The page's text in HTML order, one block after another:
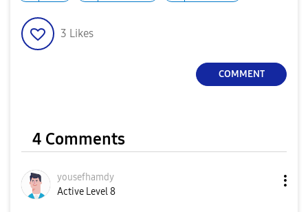
3 Likes
COMMENT
4 Comments
yousefhamdy
Active Level 8